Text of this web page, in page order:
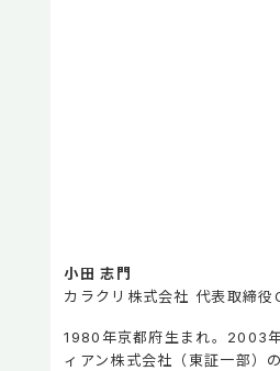
小田 志門
カラクリ株式会社 代表取締役
1980年京都府生まれ。2003
ィアン株式会社（東証一部）